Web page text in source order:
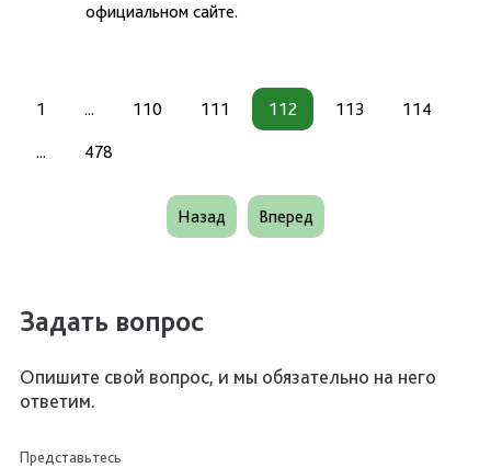
официальном сайте.
1 ... 110 111 112 113 114
... 478
Назад Вперед
Задать вопрос
Опишите свой вопрос, и мы обязательно на него
ответим.
Представьтесь